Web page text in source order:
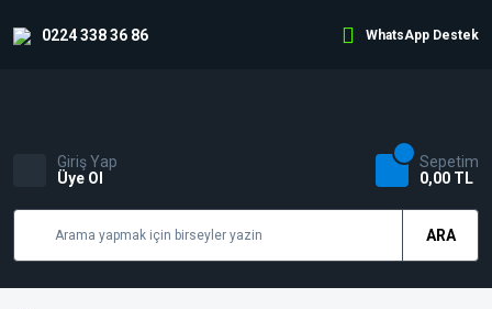
0224 338 36 86 WhatsApp Destek
ARA
Giriş Yap
Üye Ol
Sepetim
0,00 TL